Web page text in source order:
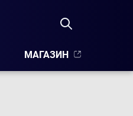
МАГАЗИН